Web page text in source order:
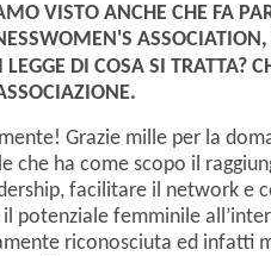
VISTO ANCHE CHE FA
LEGGE DI COSA SI TRATTA?
Grazie mille per la
che ha come scopo il
facilitare il network e
potenziale femminile
riconosciuta ed infatti